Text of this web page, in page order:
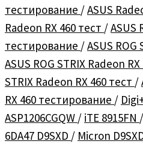
тестирование /ASUS
Radeon RX 460 тест /ASUS
тестирование /ASUS ROG
ASUS ROG STRIX Radeon
STRIX Radeon RX 460 тест /
RX 460 тестирование /
ASP1206CGQW / iTE 8915FN /
6DA47 D9SXD / Micron